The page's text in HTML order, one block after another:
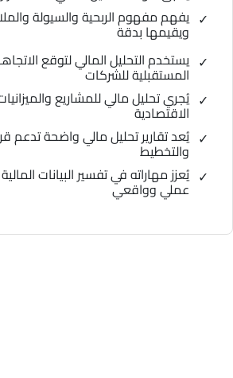
يفهم مفهوم الربحية والسيولة
ويقيمها بدقة
يستخدم التحليل المالي لتوقع
المستقبلية للشركات
يُجري تحليل مالي للمشاريع
الاقتصادية
يُعد تقارير تحليل مالي واضحة تدعم
والتخطيط
يُعزز مهاراته في تفسير البيانات
عملي وواقعي